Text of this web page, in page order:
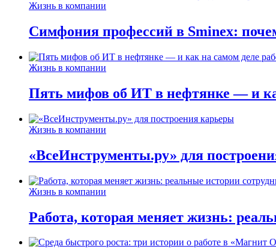
Жизнь в компании
Симфония профессий в Sminex:
Жизнь в компании
Пять мифов об ИТ в нефтянке — и
Жизнь в компании
«ВсеИнструменты.ру» для
Жизнь в компании
Работа, которая меняет жизнь: